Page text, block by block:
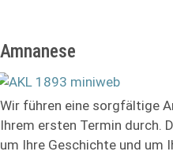
Amnanese
Wir führen eine sorgfältige
Ihrem ersten Termin durch.
um Ihre Geschichte und um